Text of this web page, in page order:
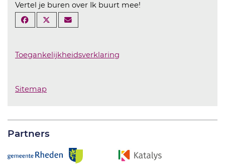
Vertel je buren over Ik buurt mee!
Toegankelijkheidsverklaring
Sitemap
Partners